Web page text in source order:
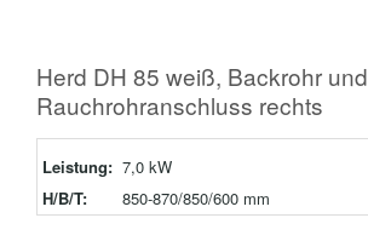
Herd DH 85 weiß, Backrohr und
Rauchrohranschluss rechts
Leistung: 7,0 kW
H/B/T:
850-870/850/600 mm